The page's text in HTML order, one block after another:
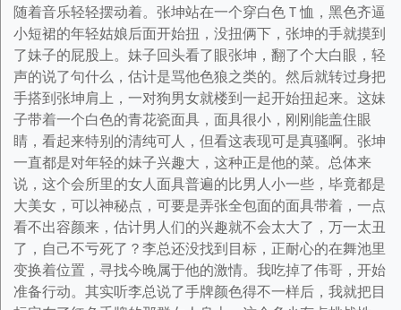
随着音乐轻轻摆动着。张坤站在一个穿白色Ｔ恤，黑色齐逼
小短裙的年轻姑娘后面开始扭，没扭俩下，张坤的手就摸到
了妹子的屁股上。妹子回头看了眼张坤，翻了个大白眼，轻
声的说了句什么，估计是骂他色狼之类的。然后就转过身把
手搭到张坤肩上，一对狗男女就楼到一起开始扭起来。这妹
子带着一个白色的青花瓷面具，面具很小，刚刚能盖住眼
睛，看起来特别的清纯可人，但看这表现可是真骚啊。张坤
一直都是对年轻的妹子兴趣大，这种正是他的菜。总体来
说，这个会所里的女人面具普遍的比男人小一些，毕竟都是
大美女，可以神秘点，可要是弄张全包面的面具带着，一点
看不出容颜来，估计男人们的兴趣就不会太大了，万一太丑
了，自己不亏死了？李总还没找到目标，正耐心的在舞池里
变换着位置，寻找今晚属于他的激情。我吃掉了伟哥，开始
准备行动。其实听李总说了手牌颜色得不一样后，我就把目